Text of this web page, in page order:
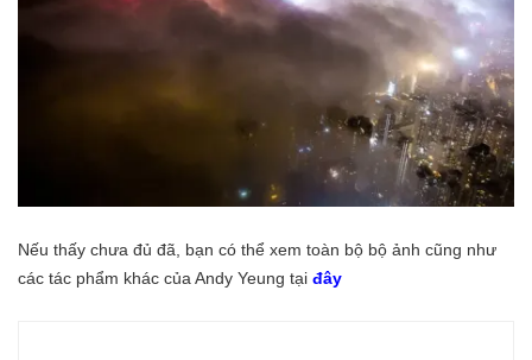
Nếu thấy chưa đủ đã, bạn có thể xem toàn bộ bộ ảnh cũng như
các tác phẩm khác của Andy Yeung tại đây